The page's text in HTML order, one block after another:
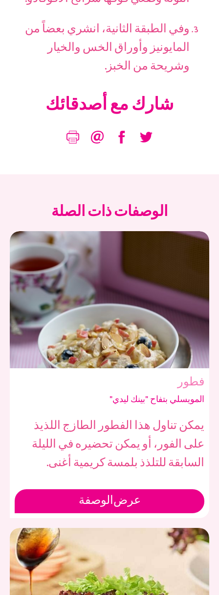
وفي الطبقة الثانية، انشري بعضاً من
المايونيز وأوراق الخس والخيار
وشريحة من الخبز.
شارك مع أصدقائك
الوصفات ذات الصلة
فطور
المويسلي بتفاح "بينك ليدي"
يمكن تناول هذا الفطور الطازج اللذيذ
على الفور، أو يمكن تحضيره في الليلة
السابقة للتلذذ بلمسة كريمية أغنى.
عرض الوصفة